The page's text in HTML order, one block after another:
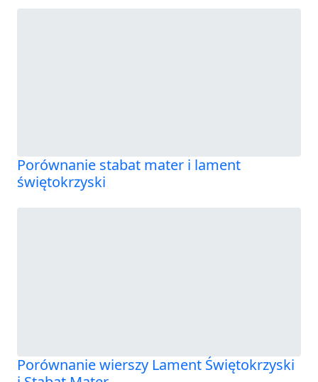
Porównanie stabat mater i lament
świętokrzyski
Porównanie wierszy Lament Świętokrzyski